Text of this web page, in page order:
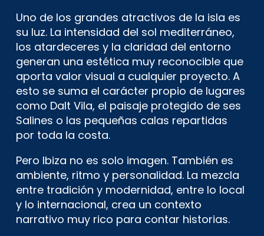
Uno de los grandes atractivos de la isla es
su luz. La intensidad del sol mediterráneo,
los atardeceres y la claridad del entorno
generan una estética muy reconocible que
aporta valor visual a cualquier proyecto. A
esto se suma el carácter propio de lugares
como Dalt Vila, el paisaje protegido de ses
Salines o las pequeñas calas repartidas
por toda la costa.
Pero Ibiza no es solo imagen. También es
ambiente, ritmo y personalidad. La mezcla
entre tradición y modernidad, entre lo local
y lo internacional, crea un contexto
narrativo muy rico para contar historias.